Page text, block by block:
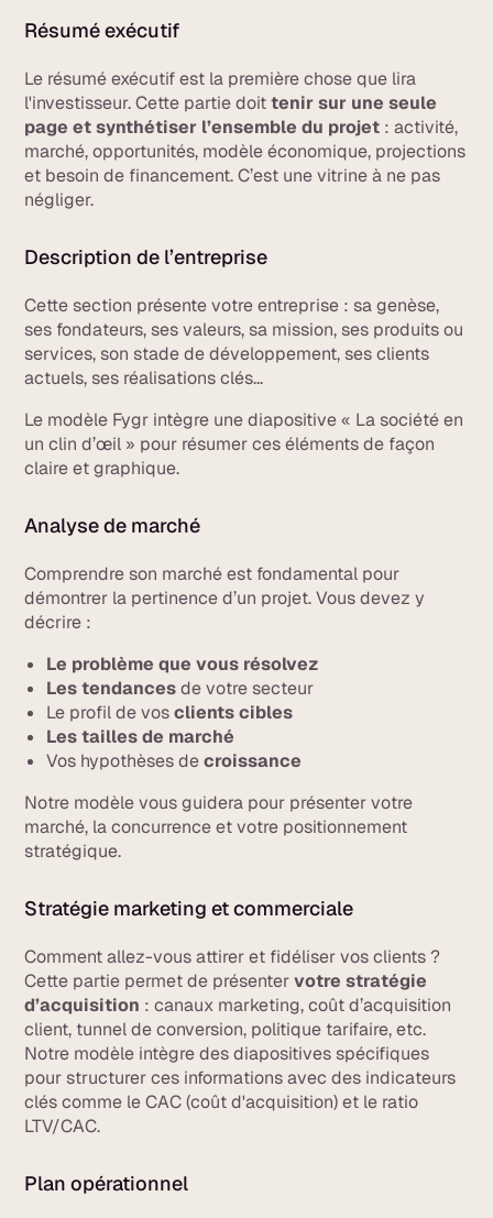
Résumé exécutif
Le résumé exécutif est la première chose que lira
l'investisseur. Cette partie doittenir sur une seule
page et synthétiser l’ensemble du projet : activité,
marché, opportunités, modèle économique, projections
et besoin de financement. C’est une vitrine à ne pas
négliger.
Description de l’entreprise
Cette section présente votre entreprise : sa genèse,
ses fondateurs, ses valeurs, sa mission, ses produits ou
services, son stade de développement, ses clients
actuels, ses réalisations clés...
Le modèle Fygr intègre une diapositive « La société en
un clin d’œil » pour résumer ces éléments de façon
claire et graphique.
Analyse de marché
Comprendre son marché est fondamental pour
démontrer la pertinence d’un projet. Vous devez y
décrire :
Le problème que vous résolvez
Les tendancesde votre secteur
Le profil de vosclients cibles
Les tailles de marché
Vos hypothèses decroissance
Notre modèle vous guidera pour présenter votre
marché, la concurrence et votre positionnement
stratégique.
Stratégie marketing et commerciale
Comment allez-vous attirer et fidéliser vos clients ?
Cette partie permet de présentervotre stratégie
d’acquisition : canaux marketing, coût d’acquisition
client, tunnel de conversion, politique tarifaire, etc.
Notre modèle intègre des diapositives spécifiques
pour structurer ces informations avec des indicateurs
clés comme le CAC (coût d'acquisition) et le ratio
LTV/CAC.
Plan opérationnel